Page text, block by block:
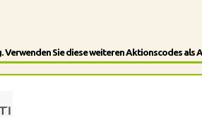
Sie diese weiteren Aktionscodes als